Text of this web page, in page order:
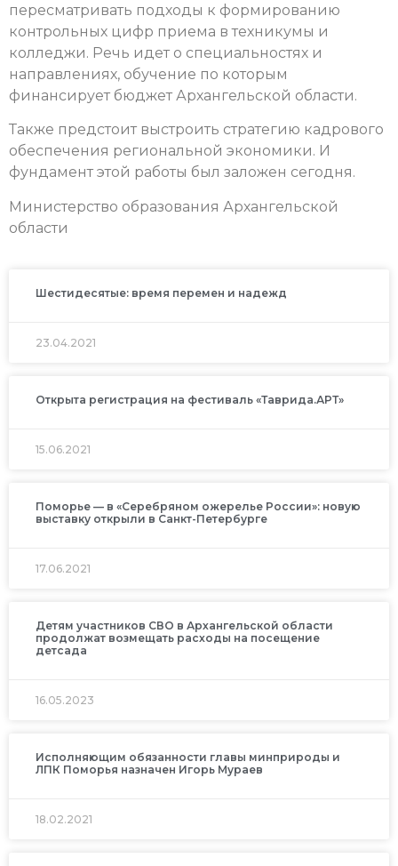
пересматривать подходы к формированию
контрольных цифр приема в техникумы и
колледжи. Речь идет о специальностях и
направлениях, обучение по которым
финансирует бюджет Архангельской области.
Также предстоит выстроить стратегию кадрового
обеспечения региональной экономики. И
фундамент этой работы был заложен сегодня.
Министерство образования Архангельской
области
Шестидесятые: время перемен и надежд
23.04.2021
Открыта регистрация на фестиваль «Таврида.АРТ»
15.06.2021
Поморье — в «Серебряном ожерелье России»: новую
выставку открыли в Санкт-Петербурге
17.06.2021
Детям участников СВО в Архангельской области
продолжат возмещать расходы на посещение
детсада
16.05.2023
Исполняющим обязанности главы минприроды и
ЛПК Поморья назначен Игорь Мураев
18.02.2021